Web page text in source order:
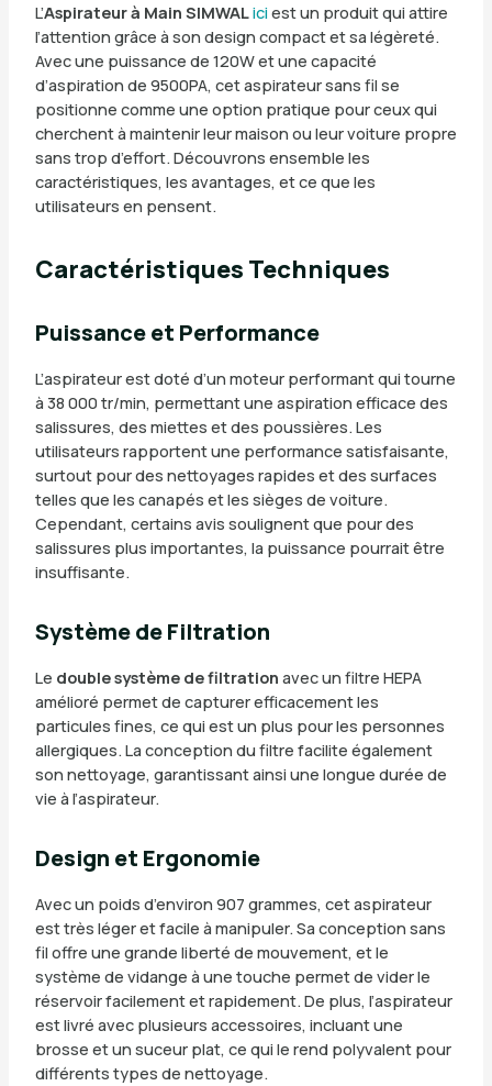
L’Aspirateur à Main SIMWALiciest un produit qui attire
l’attention grâce à son design compact et sa légèreté.
Avec une puissance de 120W et une capacité
d’aspiration de 9500PA, cet aspirateur sans fil se
positionne comme une option pratique pour ceux qui
cherchent à maintenir leur maison ou leur voiture propre
sans trop d’effort. Découvrons ensemble les
caractéristiques, les avantages, et ce que les
utilisateurs en pensent.
Caractéristiques Techniques
Puissance et Performance
L’aspirateur est doté d’un moteur performant qui tourne
à 38 000 tr/min, permettant une aspiration efficace des
salissures, des miettes et des poussières. Les
utilisateurs rapportent une performance satisfaisante,
surtout pour des nettoyages rapides et des surfaces
telles que les canapés et les sièges de voiture.
Cependant, certains avis soulignent que pour des
salissures plus importantes, la puissance pourrait être
insuffisante.
Système de Filtration
Le double système de filtration avec un filtre HEPA
amélioré permet de capturer efficacement les
particules fines, ce qui est un plus pour les personnes
allergiques. La conception du filtre facilite également
son nettoyage, garantissant ainsi une longue durée de
vie à l’aspirateur.
Design et Ergonomie
Avec un poids d’environ 907 grammes, cet aspirateur
est très léger et facile à manipuler. Sa conception sans
fil offre une grande liberté de mouvement, et le
système de vidange à une touche permet de vider le
réservoir facilement et rapidement. De plus, l’aspirateur
est livré avec plusieurs accessoires, incluant une
brosse et un suceur plat, ce qui le rend polyvalent pour
différents types de nettoyage.